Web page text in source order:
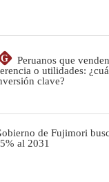
G
Peruanos que
o utilidades:
clave?
de Fujimori
al 2031